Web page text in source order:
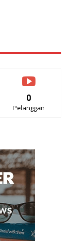
0
Pelanggan